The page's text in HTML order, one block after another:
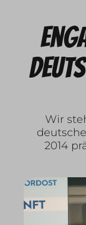
Wir
2014